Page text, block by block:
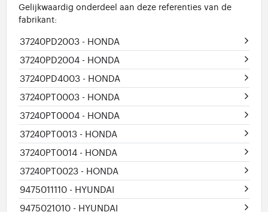
Gelijkwaardig onderdeel aan deze referenties van de
fabrikant:
37240PD2003 - HONDA
37240PD2004 - HONDA
37240PD4003 - HONDA
37240PT0003 - HONDA
37240PT0004 - HONDA
37240PT0013 - HONDA
37240PT0014 - HONDA
37240PT0023 - HONDA
9475011110 - HYUNDAI
9475021010 - HYUNDAI